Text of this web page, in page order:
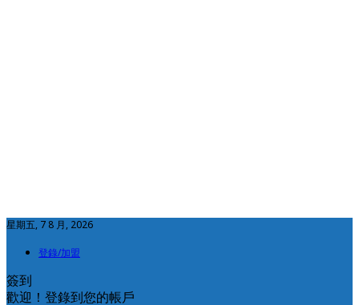
星期五, 7 8 月, 2026
登錄/加盟
簽到
歡迎！登錄到您的帳戶